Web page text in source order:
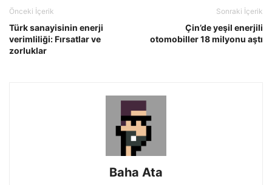
Önceki İçerik
Türk sanayisinin enerji
verimliliği: Fırsatlar ve
zorluklar
Sonraki İçerik
Çin’de yeşil enerjili
otomobiller 18 milyonu aştı
Baha Ata